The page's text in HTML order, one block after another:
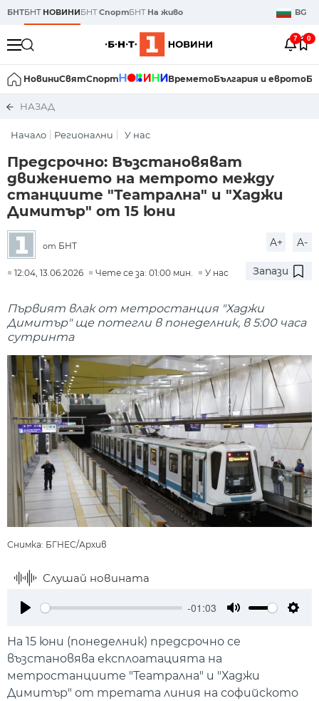
БНТБНТ НОВИНИБНТСпортБНТ На живо BG
7 0
НовиниСвятСпорт ВреметоБългария и еврото
НАЗАД
Начало Регионални У нас
Предсрочно: Възстановяват
движението на метрото между
станциите "Театрална" и "Хаджи
Димитър" от 15 юни
от БНТ A+ A-
12:04, 13.06.2026 Чете се за: 01:00 мин. У нас Запази
Първият влак от метростанция "Хаджи
Димитър" ще потегли в понеделник, в 5:00 часа
сутринта
Снимка: БГНЕС/Архив
Слушай новината
-01:03
На 15 юни (понеделник) предсрочно се
възстановява експлоатацията на
метростанциите "Театрална" и "Хаджи
Димитър" от третата линия на софийското